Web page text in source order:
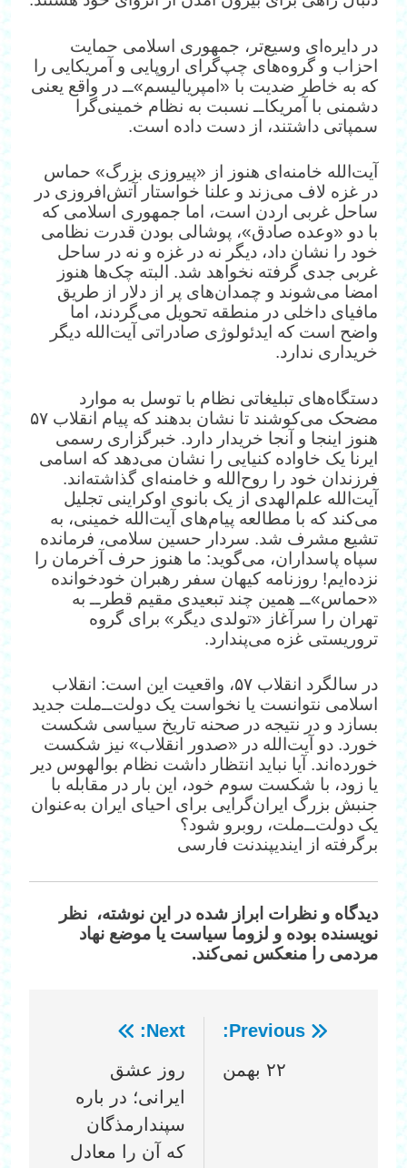
در دایره‌ای وسیع‌تر، جمهوری اسلامی حمایت
احزاب و گروه‌های چپ‌گرای اروپایی و آمریکایی را
که به خاطر ضدیت با «امپریالیسم»‌ــ در واقع یعنی
دشمنی با آمریکا‌ــ نسبت به نظام خمینی‌گرا
سمپاتی داشتند، از دست داده است.
آیت‌الله خامنه‌ای هنوز از «پیروزی بزرگ» حماس
در غزه لاف می‌زند و علنا خواستار آتش‌افروزی در
ساحل غربی اردن است، اما جمهوری اسلامی که
با دو «وعده صادق»، پوشالی بودن قدرت نظامی
خود را نشان داد، دیگر نه در غزه و نه در ساحل
غربی جدی گرفته نخواهد شد. البته چک‌ها هنوز
امضا می‌شوند و چمدان‌های پر از دلار از طریق
مافیای داخلی در منطقه تحویل می‌گردند، اما
واضح است که ایدئولوژی صادراتی آیت‌الله دیگر
خریداری ندارد.
دستگاه‌های تبلیغاتی نظام با توسل به موارد
مضحک می‌کوشند تا نشان بدهند که پیام انقلاب ۵۷
هنوز اینجا و آنجا خریدار دارد. خبرگزاری رسمی
ایرنا یک خاواده کنیایی را نشان می‌دهد که اسامی
فرزندان خود را روح‌الله و خامنه‌ای گذاشته‌اند.
آیت‌الله علم‌الهدی از یک بانوی اوکراینی تجلیل
می‌کند که با مطالعه پیام‌های آیت‌الله خمینی، به
تشیع مشرف شد. سردار حسین سلامی، فرمانده
سپاه پاسداران، می‌گوید: ما هنوز حرف آخرمان را
نزده‌ایم! روزنامه کیهان سفر رهبران خودخوانده
«حماس»ــ همین چند تبعیدی مقیم قطر‌ــ به
تهران را سرآغاز «تولدی دیگر» برای گروه
تروریستی غزه می‌پندارد.
در سالگرد انقلاب ۵۷، واقعیت این است: انقلاب
اسلامی نتوانست یا نخواست یک دولت‌‌ــ‌ملت جدید
بسازد و در نتیجه در صحنه تاریخ سیاسی شکست
خورد. دو آیت‌الله در «صدور انقلاب» نیز شکست
خورده‌اند. آیا نباید انتظار داشت نظام بوالهوس دیر
يا زود، با شکست سوم خود، این بار در مقابله با
جنبش بزرگ ایران‌گرایی برای احیای ایران به‌عنوان
یک دولت‌‌ــ‌ملت، روبرو شود؟
برگرفته از ایندیپندنت فارسی
دیدگاه‌ و نظرات ابراز شده در این نوشته، نظر
نویسنده بوده و لزوما سیاست یا موضع نهاد
مردمی را منعکس نمی‌کند.
راهبریPrevious:
٢٢ بهمن
Next:
روز عشق
ایرانی؛ در باره
سپندارمذگان
که آن را معادل